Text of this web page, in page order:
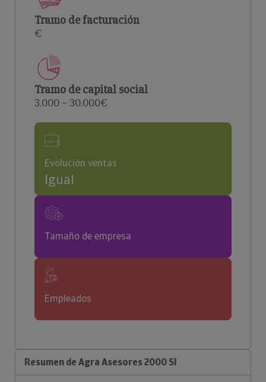
Tramo de facturación
€
Tramo de capital social
3.000 – 30.000€
Evolución ventas
Igual
Tamaño de empresa
Empleados
Resumen de Agra Asesores 2000 Sl